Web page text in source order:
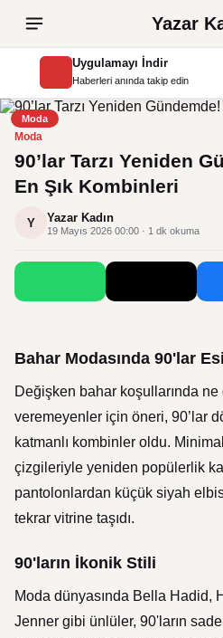
Yazar
Uygulamayı İndir
Haberleri anında takip edin
Moda
Moda
90’lar Tarzı Yeniden
En Şık Kombinleri
Y Yazar Kadın
19 Mayıs 2026 00:00 · 1 dk okuma
Bahar Modasında 90'lar
Değişken bahar koşullarında
veremeyenler için öneri, 90’lar
katmanlı kombinler oldu.
çizgileriyle yeniden popülerlik
pantolonlardan küçük siyah
tekrar vitrine taşıdı.
90'ların İkonik Stili
Moda dünyasında Bella Hadid,
Jenner gibi ünlüler, 90'ların